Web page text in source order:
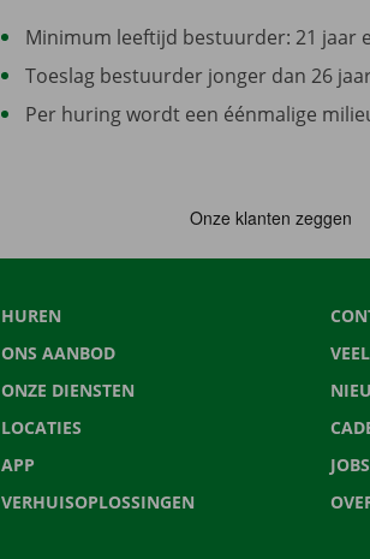
Minimum leeftijd bestuurder: 21 jaar
Toeslag bestuurder jonger dan 26
Per huring wordt een éénmalige
HUREN
ONS AANBOD
ONZE DIENSTEN
LOCATIES
APP
VERHUISOPLOSSINGEN
JOBS